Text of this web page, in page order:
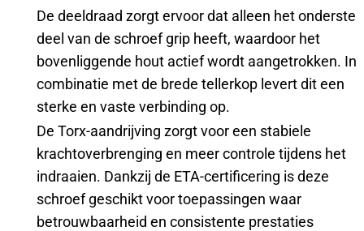
De deeldraad zorgt ervoor dat alleen het onderste
deel van de schroef grip heeft, waardoor het
bovenliggende hout actief wordt aangetrokken. In
combinatie met de brede tellerkop levert dit een
sterke en vaste verbinding op.
De Torx-aandrijving zorgt voor een stabiele
krachtoverbrenging en meer controle tijdens het
indraaien. Dankzij de ETA-certificering is deze
schroef geschikt voor toepassingen waar
betrouwbaarheid en consistente prestaties